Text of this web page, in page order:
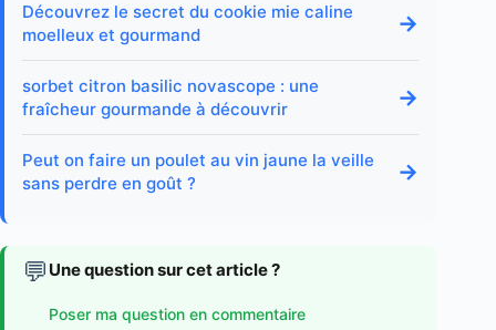
Découvrez le secret du cookie mie caline
moelleux et gourmand
→
sorbet citron basilic novascope : une
fraîcheur gourmande à découvrir
→
Peut on faire un poulet au vin jaune la veille
sans perdre en goût ?
→
💬 Une question sur cet article ?
Poser ma question en commentaire